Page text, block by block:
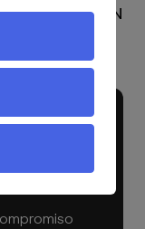
35100, SAN
ESPAÑA.
nosotros